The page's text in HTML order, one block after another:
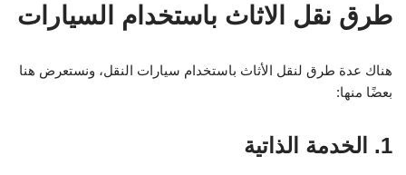
طرق نقل الاثاث باستخدام السيارات
هناك عدة طرق لنقل الأثاث باستخدام سيارات النقل، ونستعرض هنا
بعضًا منها:
1. الخدمة الذاتية